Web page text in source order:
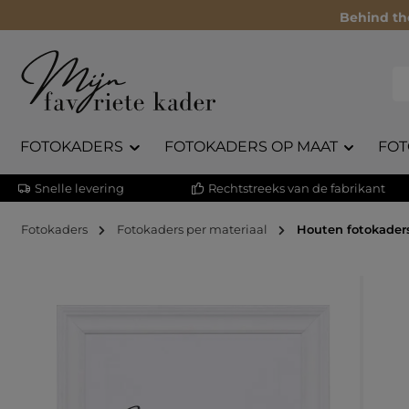
Behind
FOTOKADERS FOTOKADERS OP MAAT
Snelle levering Rechtstreeks van de fabrikant
Fotokaders Fotokaders per materiaal Houten